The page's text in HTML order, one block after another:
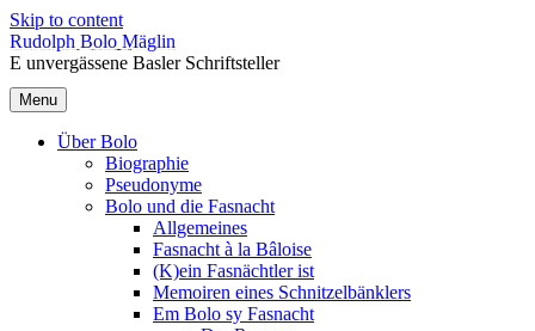
Skip to content
Rudolph Bolo Mäglin
E unvergässene Basler Schriftsteller
Menu
Über Bolo
Biographie
Pseudonyme
Bolo und die Fasnacht
Allgemeines
Fasnacht à la Bâloise
(K)ein Fasnächtler ist
Memoiren eines Schnitzelbänklers
Em Bolo sy Fasnacht